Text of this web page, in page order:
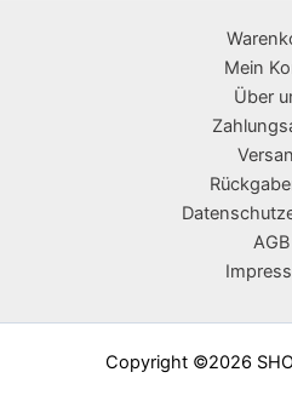
Mein
Über
AGB
Copyright ©2026